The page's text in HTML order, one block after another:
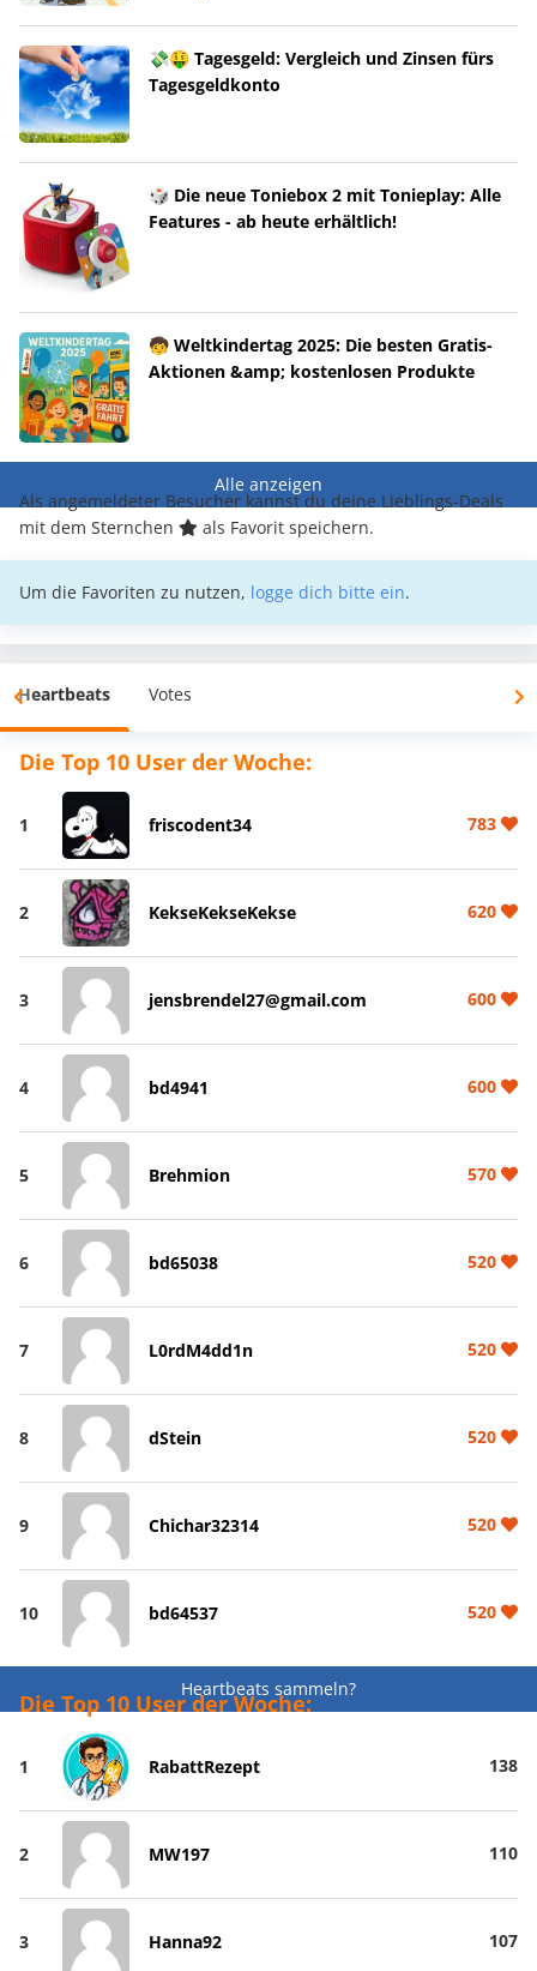
💸🤑 Tagesgeld: Vergleich und Zinsen fürs
Tagesgeldkonto
🎲 Die neue Toniebox 2 mit Tonieplay: Alle
Features - ab heute erhältlich!
🧒 Weltkindertag 2025: Die besten Gratis-
Aktionen &amp; kostenlosen Produkte
Alle anzeigen
Als angemeldeter Besucher kannst du deine Lieblings-Deals
mit dem Sternchen
als Favorit speichern.
Um die Favoriten zu nutzen, logge dich bitte ein.
Heartbeats Votes
Die Top 10 User der Woche:
1 friscodent34 783
2 KekseKekseKekse 620
3 jensbrendel27@gmail.com 600
4 bd4941 600
5 Brehmion 570
6 bd65038 520
7 L0rdM4dd1n 520
8 dStein 520
9 Chichar32314 520
10 bd64537 520
Heartbeats sammeln?
Die Top 10 User der Woche:
1 RabattRezept 138
2 MW197 110
3 Hanna92 107